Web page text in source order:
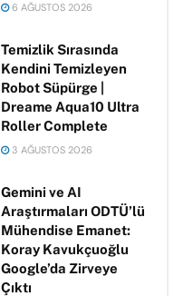
6 AĞUSTOS 2026
Temizlik Sırasında
Kendini Temizleyen
Robot Süpürge |
Dreame Aqua10 Ultra
Roller Complete
3 AĞUSTOS 2026
Gemini ve AI
Araştırmaları ODTÜ’lü
Mühendise Emanet:
Koray Kavukçuoğlu
Google’da Zirveye
Çıktı